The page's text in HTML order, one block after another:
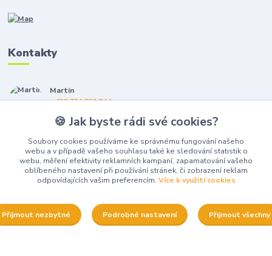
Kontakty
Martin
+420 774 722 844
gerza@elgeko.cz
Upravit sběr cookies.
🍪 Jak byste rádi své cookies?
Soubory cookies používáme ke správnému fungování našeho
webu a v případě vašeho souhlasu také ke sledování statistik o
webu, měření efektivity reklamních kampaní, zapamatování vašeho
oblíbeného nastavení při používání stránek, či zobrazení reklam
odpovídajících vašim preferencím. Více k využití cookies
Přijmout nezbytné Podrobné nastavení Přijmout všechny